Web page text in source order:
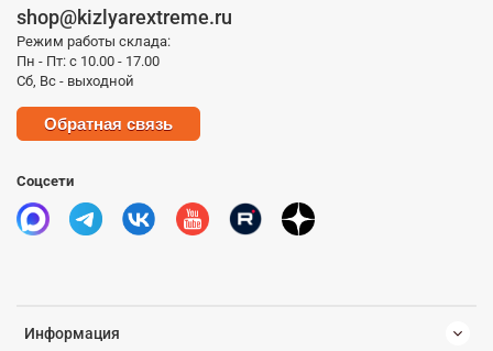
Информация
shop@kizlyarextreme.ru
Режим работы склада:
Пн - Пт: с 10.00 - 17.00
Сб, Вс - выходной
Обратная связь
Соцсети